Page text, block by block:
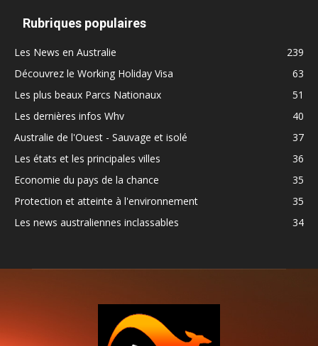
Rubriques populaires
Les News en Australie
239
Découvrez le Working Holiday Visa
63
Les plus beaux Parcs Nationaux
51
Les dernières infos Whv
40
Australie de l'Ouest - Sauvage et isolé
37
Les états et les principales villes
36
Economie du pays de la chance
35
Protection et atteinte à l'environnement
35
Les news australiennes inclassables
34